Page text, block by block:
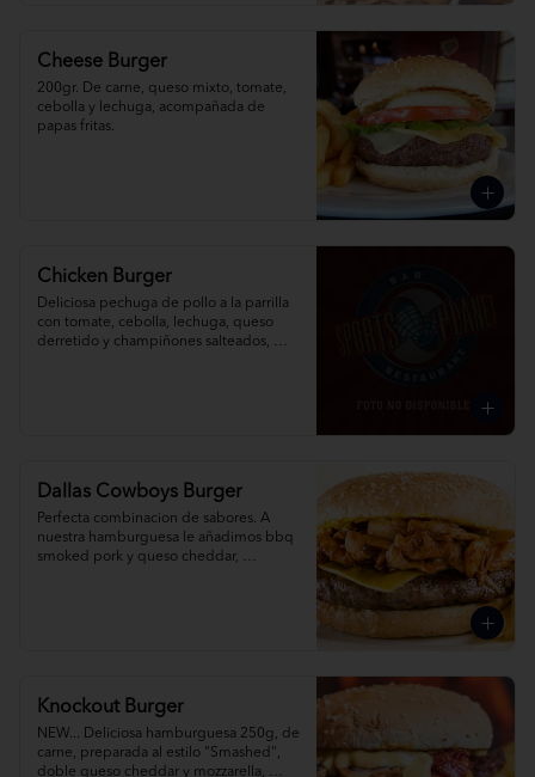
Cheese Burger
200gr. De carne, queso mixto, tomate,
cebolla y lechuga, acompañada de
papas fritas.
Chicken Burger
Deliciosa pechuga de pollo a la parrilla
con tomate, cebolla, lechuga, queso
derretido y champiñones salteados,
Dallas Cowboys Burger
Perfecta combinacion de sabores. A
nuestra hamburguesa le añadimos bbq
smoked pork y queso cheddar,
Knockout Burger
NEW... Deliciosa hamburguesa 250g, de
carne, preparada al estilo "Smashed",
doble queso cheddar y mozzarella,